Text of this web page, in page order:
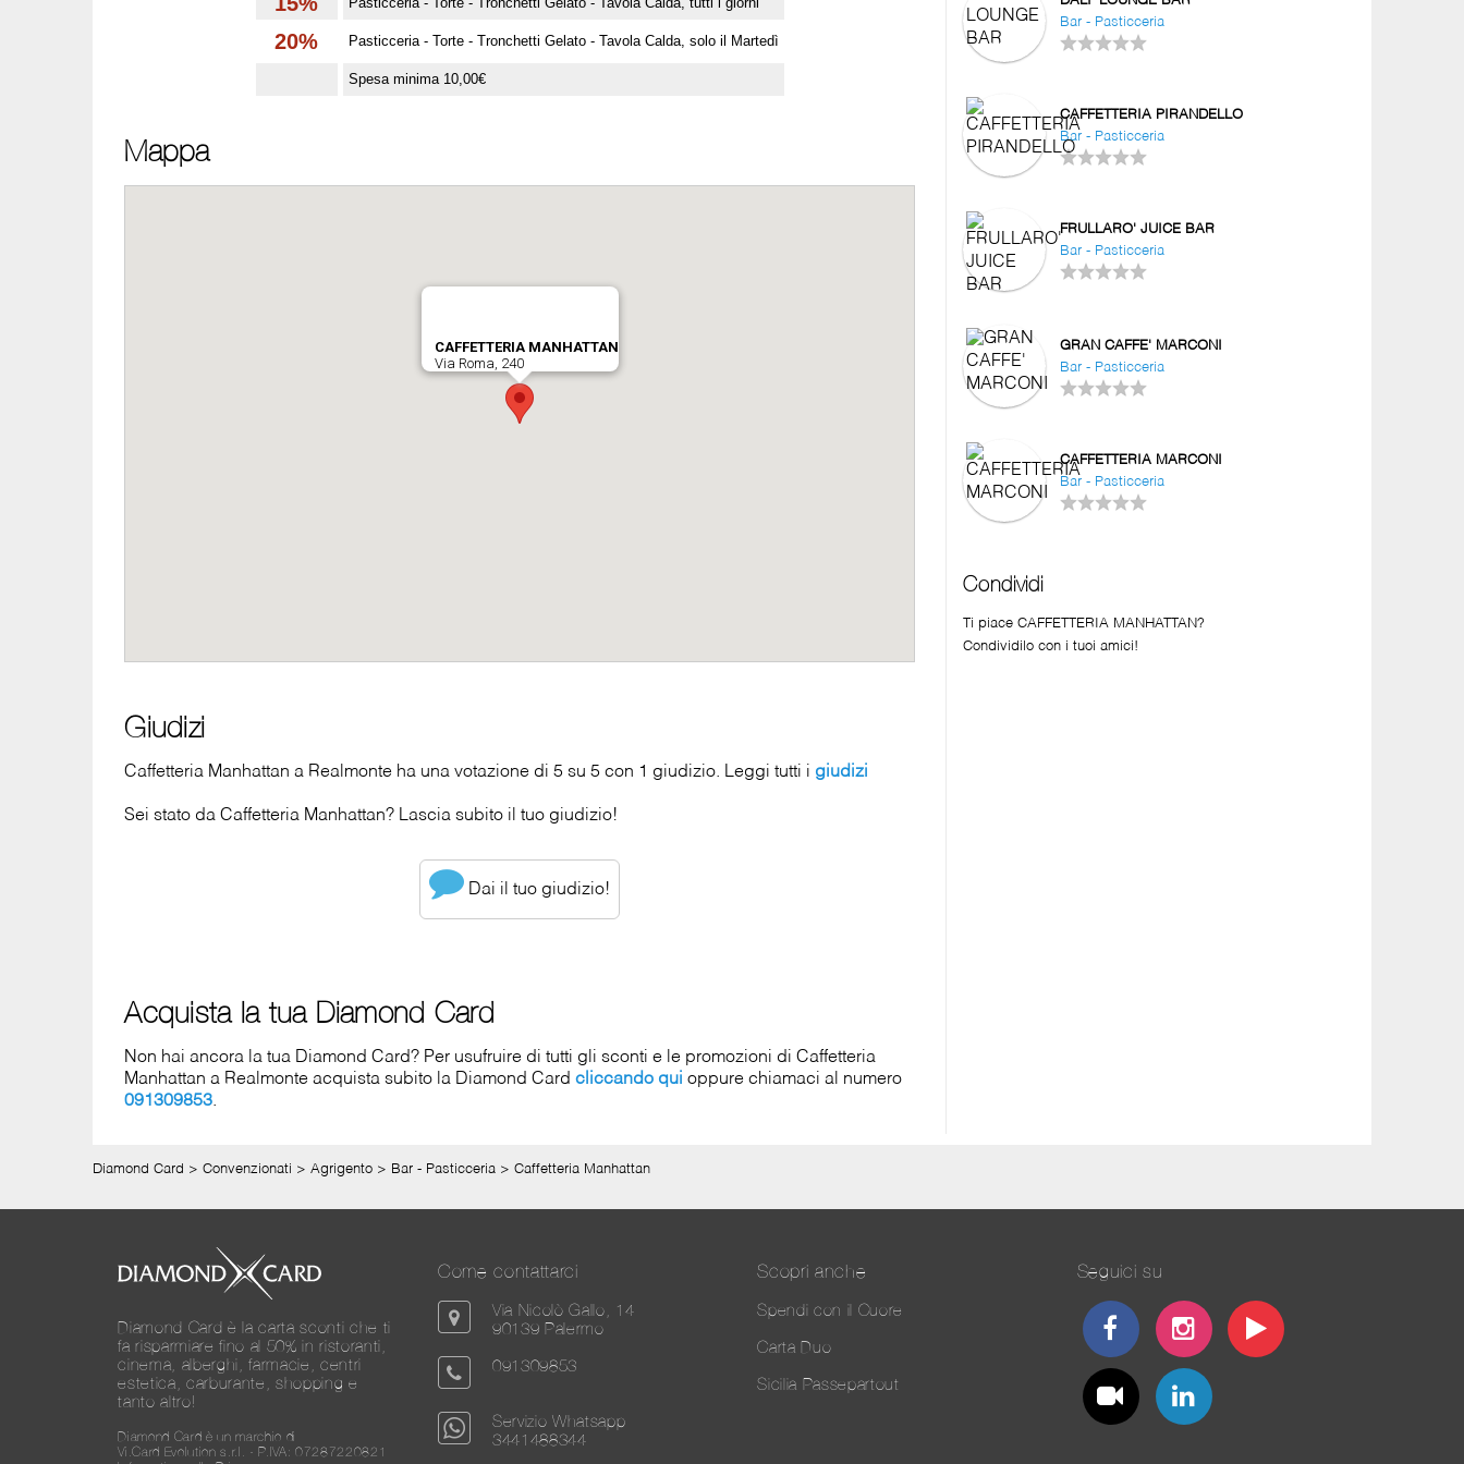
20% Pasticceria - Torte - Tronchetti Gelato - Tavola Calda, solo il Martedì
Spesa minima 10,00€
Mappa
Giudizi
Caffetteria Manhattan a Realmonte ha una votazione di 5 su 5 con 1 giudizio. Leggi tutti i giudizi
Sei stato da Caffetteria Manhattan? Lascia subito il tuo giudizio!
Dai il tuo giudizio!
Acquista la tua Diamond Card
Non hai ancora la tua Diamond Card? Per usufruire di tutti gli sconti e le promozioni di Caffetteria
Manhattan a Realmonte acquista subito la Diamond Cardcliccando qui oppure chiamaci al numero
091309853.
Bar - Pasticceria
CAFFETTERIA PIRANDELLO
Bar - Pasticceria
FRULLARO' JUICE BAR
Bar - Pasticceria
GRAN CAFFE' MARCONI
Bar - Pasticceria
CAFFETTERIA MARCONI
Bar - Pasticceria
Condividi
Ti piace CAFFETTERIA MANHATTAN?
Condividilo con i tuoi amici!
Diamond Card > Convenzionati > Agrigento > Bar - Pasticceria > Caffetteria Manhattan
Diamond Card è la carta sconti che ti
fa risparmiare fino al 50% in ristoranti,
cinema, alberghi, farmacie, centri
estetica, carburante, shopping e
tanto altro!
Diamond Card è un marchio di
Vi.Card Evolution s.r.l. - P.IVA: 07287220821
Come contattarci
Via Nicolò Gallo, 14
90139 Palermo
091309853
Servizio Whatsapp
3441488344
Scopri anche
Spendi con il Cuore
Carta Duo
Sicilia Passepartout
Seguici su